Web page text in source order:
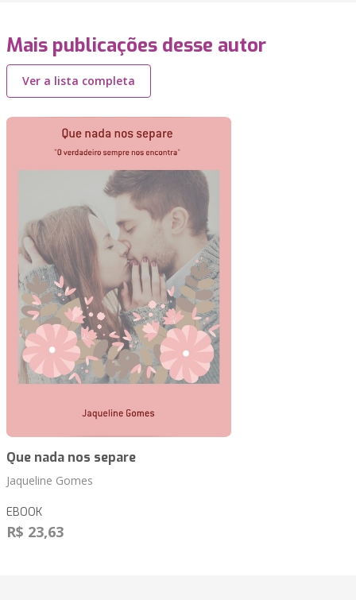
Mais publicações desse autor
Ver a lista completa
Que nada nos separe
Jaqueline Gomes
EBOOK
R$ 23,63